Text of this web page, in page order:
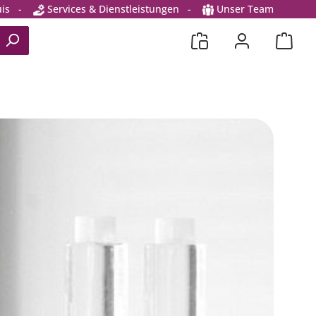
- Services & Dienstleistungen - Unser Team